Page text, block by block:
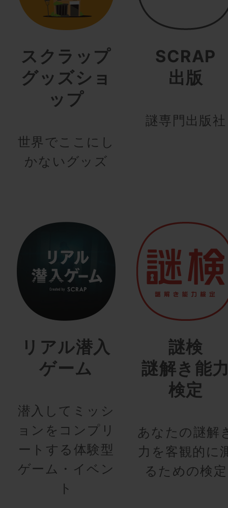
スクラップ
グッズショ
ップ
世界でここにし
かないグッズ
SCRAP
出版
謎専門出版社
リアル潜入
ゲーム
潜入してミッシ
ョンをコンプリ
ートする体験型
ゲーム・イベン
ト
謎検
謎解き能
検定
あなたの謎解
力を客観的に
るための検定